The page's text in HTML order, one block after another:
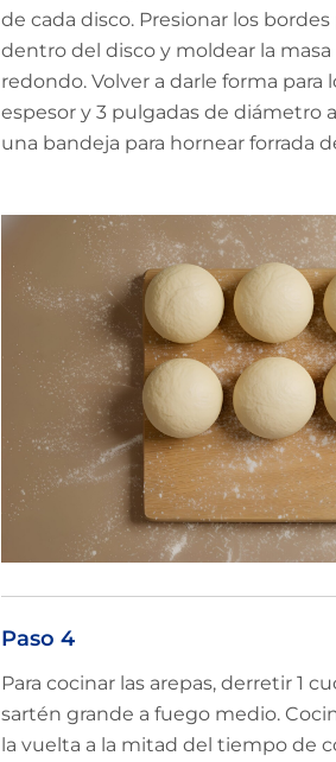
de cada disco. Presionar los
dentro del disco y moldear la
redondo. Volver a darle forma para
espesor y 3 pulgadas de diámetro
una bandeja para hornear forrada
Paso 4
Para cocinar las arepas, derretir 1
sartén grande a fuego medio.
la vuelta a la mitad del tiempo de